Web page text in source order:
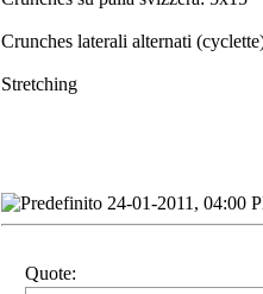
Crunches laterali alternati
Stretching
24-01-2011, 04:00
Quote: